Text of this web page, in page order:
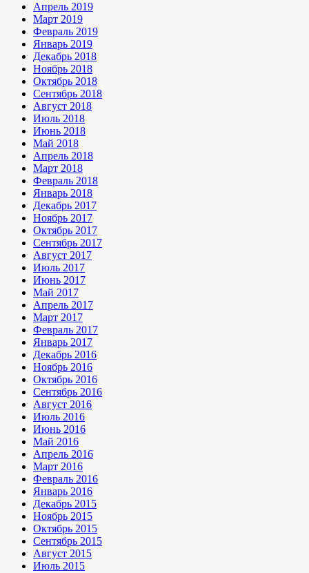
Апрель 2019
Март 2019
Февраль 2019
Январь 2019
Декабрь 2018
Ноябрь 2018
Октябрь 2018
Сентябрь 2018
Август 2018
Июль 2018
Июнь 2018
Май 2018
Апрель 2018
Март 2018
Февраль 2018
Январь 2018
Декабрь 2017
Ноябрь 2017
Октябрь 2017
Сентябрь 2017
Август 2017
Июль 2017
Июнь 2017
Май 2017
Апрель 2017
Март 2017
Февраль 2017
Январь 2017
Декабрь 2016
Ноябрь 2016
Октябрь 2016
Сентябрь 2016
Август 2016
Июль 2016
Июнь 2016
Май 2016
Апрель 2016
Март 2016
Февраль 2016
Январь 2016
Декабрь 2015
Ноябрь 2015
Октябрь 2015
Сентябрь 2015
Август 2015
Июль 2015